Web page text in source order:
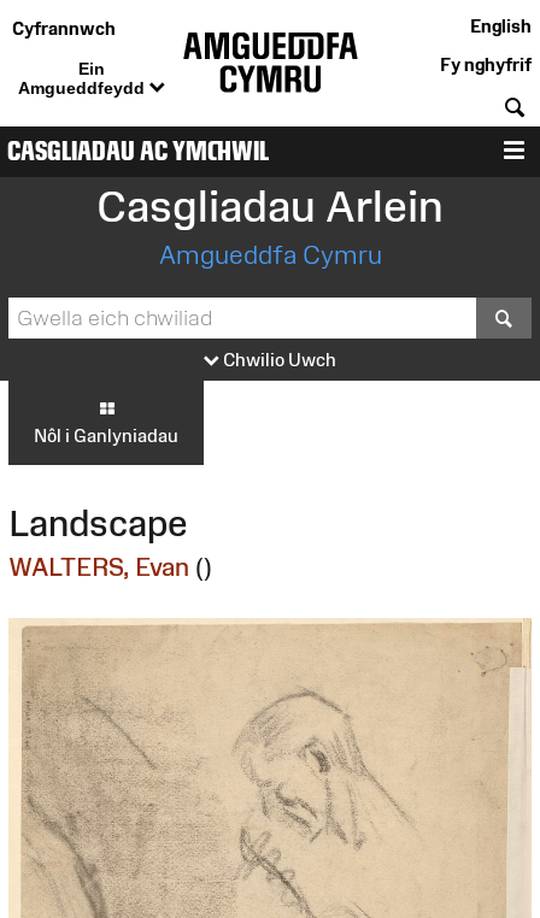
Cyfrannwch
Ein
Amgueddfeydd
English
Fy nghyfrif
CASGLIADAU AC YMCHWIL
Casgliadau Arlein
Amgueddfa Cymru
Chwilio Uwch
Nôl i Ganlyniadau
Landscape
WALTERS, Evan ()